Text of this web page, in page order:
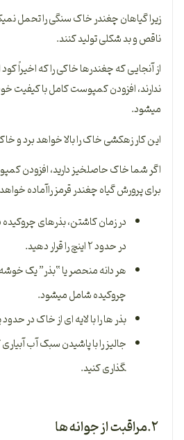
زیرا گیاهان چغندر خاک سنگی را تحمل
ناقص و بد شکلی تولید کنند.
از آنجایی که چغندرها خاکی را که اخیراً
ندارند، افزودن کمپوست کامل با کیفیت
می­شود.
این کار زهکشی خاک را بالا خواهد برد و
اگر شما خاک حاصلخیز دارید، افزودن
برای پرورش گیاه چغندر قرمز راآماده
در زمان کاشتن، بذرهای
در حدود ۲ اینچ را قرار دهید.
چروکیده شامل می­شود.
بذر­ ها را با لایه­ ای از خاک در حدود یا ۱ اینچ
گذاری کنید.